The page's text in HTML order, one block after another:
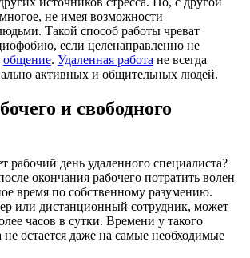
не имея возможности
Такой способ работы чреват
если целенаправленно не
общение. Удаленная работа не всегда
активных и общительных людей.
и свободного
рабочий день удаленного специалиста?
окончания рабочего потратить волен
время по собственному разумению.
или дистанционный сотрудник, может
часов в сутки. Времени у такого
не остается даже на самые необходимые